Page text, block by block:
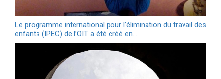
Le programme international pour l’élimination du travail des
enfants (IPEC) de l’OIT a été créé en…